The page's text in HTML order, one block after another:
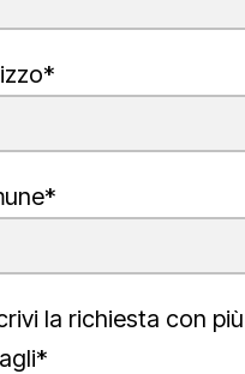
la richiesta con più